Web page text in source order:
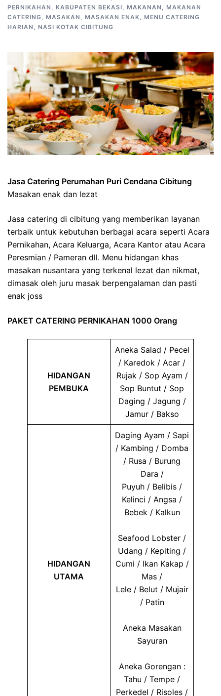
PERNIKAHAN , KABUPATEN BEKASI, MAKANAN , MAKANAN
CATERING, MASAKAN , MASAKAN ENAK, MENU CATERING
HARIAN , NASI KOTAK CIBITUNG
Jasa Catering Perumahan Puri Cendana Cibitung
Masakan enak dan lezat
Jasa catering di cibitung yang memberikan layanan
terbaik untuk kebutuhan berbagai acara seperti Acara
Pernikahan, Acara Keluarga, Acara Kantor atau Acara
Peresmian / Pameran dll. Menu hidangan khas
masakan nusantara yang terkenal lezat dan nikmat,
dimasak oleh juru masak berpengalaman dan pasti
enak joss
PAKET CATERING PERNIKAHAN 1000 Orang
HIDANGAN
PEMBUKA
Aneka Salad / Pecel
/ Karedok / Acar /
Rujak / Sop Ayam /
Sop Buntut / Sop
Daging / Jagung /
Jamur / Bakso
HIDANGAN
UTAMA
Daging Ayam / Sapi
/ Kambing / Domba
/ Rusa / Burung
Dara /
Puyuh / Belibis /
Kelinci / Angsa /
Bebek / Kalkun
Seafood Lobster /
Udang / Kepiting /
Cumi / Ikan Kakap /
Mas /
Lele / Belut / Mujair
/ Patin
Aneka Masakan
Sayuran
Aneka Gorengan :
Tahu / Tempe /
Perkedel / Risoles /